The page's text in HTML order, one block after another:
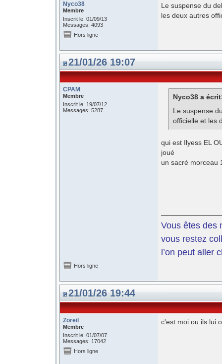
Nyco38
Membre
Inscrit le: 01/09/13
Messages: 4093
Le suspense du
les deux autres
Hors ligne
21/01/26 19:07
CPAM
Membre
Inscrit le: 19/07/12
Messages: 5287
Nyco38 a
Le suspense
officielle et les
qui est Ilyess EL
joué
un sacré morceau
Vous êtes des
vous restez
l’on peut aller
Hors ligne
21/01/26 19:44
Zoreil
Membre
Inscrit le: 01/07/07
Messages: 17042
c'est moi ou ils lui
Hors ligne